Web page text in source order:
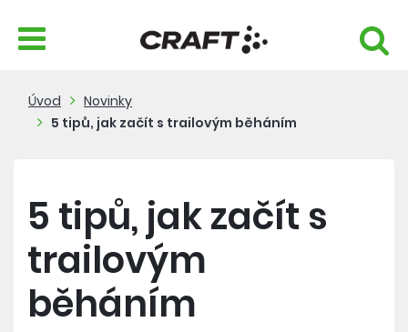
Úvod
Novinky
5 tipů, jak začít s trailovým běháním
5 tipů, jak začít s
trailovým
běháním